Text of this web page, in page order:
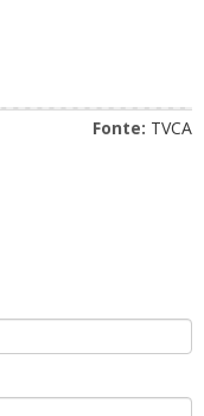
Fonte: TVCA